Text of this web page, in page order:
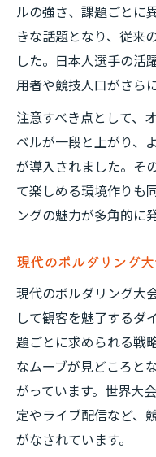
ルの強さ、課題ごとに
きな話題となり、従来
した。日本人選手の活
用者や競技人口がさら
注意すべき点として、
ベルが一段と上がり、
が導入されました。そ
て楽しめる環境作りも
ングの魅力が多角的に
現代のボルダリング
現代のボルダリング大
して観客を魅了するダ
題ごとに求められる戦
なムーブが見どころと
がっています。世界大
定やライブ配信など、
がなされています。